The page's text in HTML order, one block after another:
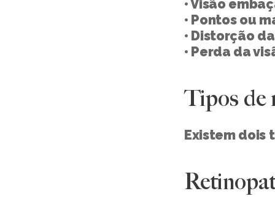
• Visão
• Pontos ou
• Distorção
• Perda da
Tipos de
Existem dois